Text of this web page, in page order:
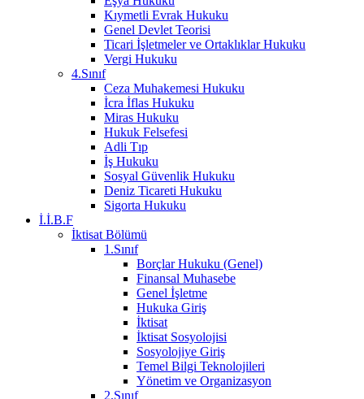
Kıymetli Evrak Hukuku
Genel Devlet Teorisi
Ticari İşletmeler ve Ortaklıklar Hukuku
Vergi Hukuku
4.Sınıf
Ceza Muhakemesi Hukuku
İcra İflas Hukuku
Miras Hukuku
Hukuk Felsefesi
Adli Tıp
İş Hukuku
Sosyal Güvenlik Hukuku
Deniz Ticareti Hukuku
Sigorta Hukuku
İ.İ.B.F
İktisat Bölümü
1.Sınıf
Borçlar Hukuku (Genel)
Finansal Muhasebe
Genel İşletme
Hukuka Giriş
İktisat
İktisat Sosyolojisi
Sosyolojiye Giriş
Temel Bilgi Teknolojileri
Yönetim ve Organizasyon
2.Sınıf